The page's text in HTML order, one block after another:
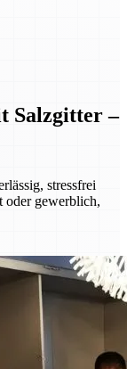
Salzgitter –
stressfrei
oder gewerblich,